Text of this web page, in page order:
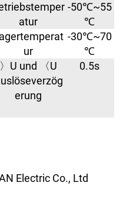
atur
-50℃~55
℃
ur
-30℃~70
℃
〉U und 〈U
erung
0.5s
Electric Co., Ltd